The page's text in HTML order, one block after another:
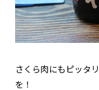
さくら肉にもピッタ
を！